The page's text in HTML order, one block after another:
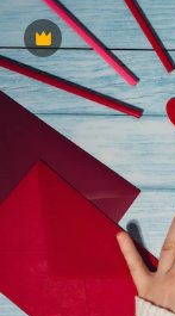
Премиум